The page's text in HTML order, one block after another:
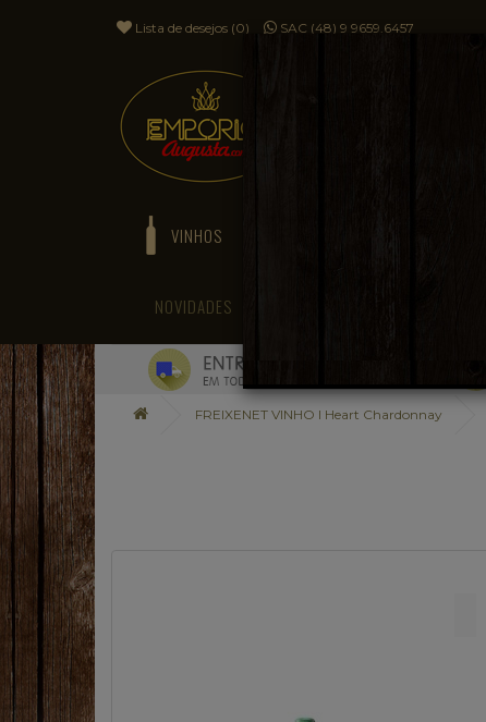
Lista de desejos (0) SAC (48) 9 9659.6457
VINHOS
NOVIDADES
FREIXENET VINHO I Heart Chardonnay